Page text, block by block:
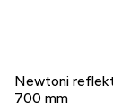
Newtoni
700 mm